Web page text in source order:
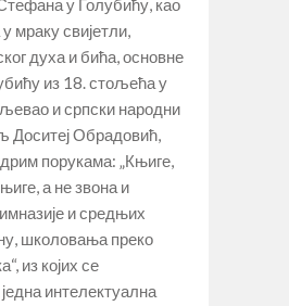
у Голубићу, као
мраку свијетли,
духа и бића, основне
из 18. стољећа у
и српски народни
Доситеј Обрадовић,
порукама: „Књиге,
а не звона и
и средњих
школовања преко
из којих се
интелектуална